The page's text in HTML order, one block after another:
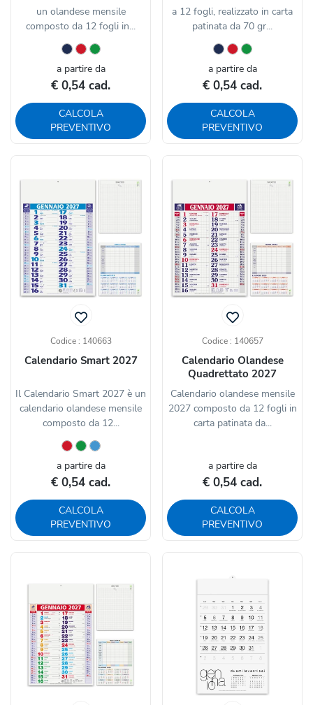
un olandese mensile
composto da 12 fogli in...
a partire da
€ 0,54 cad.
CALCOLA
PREVENTIVO
a 12 fogli, realizzato in carta
patinata da 70 gr...
a partire da
€ 0,54 cad.
CALCOLA
PREVENTIVO
Codice : 140663
Calendario Smart 2027
Il Calendario Smart 2027 è un
calendario olandese mensile
composto da 12...
a partire da
€ 0,54 cad.
CALCOLA
PREVENTIVO
Codice : 140657
Calendario Olandese
Quadrettato 2027
Calendario olandese mensile
2027 composto da 12 fogli in
carta patinata da...
a partire da
€ 0,54 cad.
CALCOLA
PREVENTIVO